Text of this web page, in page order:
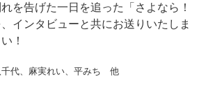
を告げた一日を追った「さよなら！
インタビューと共にお送りいたしま
！
千代、麻実れい、平みち 他